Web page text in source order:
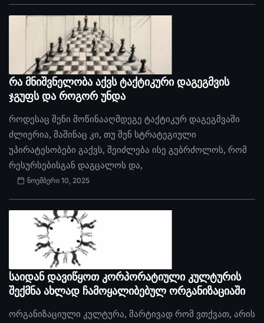
რა მნიშვნელობა აქვს ტაქტიკური დაგეგმვის
ჯგუფს და როგორ უნდა
როდესაც შენი მოწინააღმდეგე ტაქტიკურ დაგეგმვაში
ძლიერია, მაშინაც კი, თუ შენ სტრატეგიული
უპირატესობები გაქვს, შეიძლება ისე გებრძოლოს, რომ
რესურსებისგან დაგცალოს და,
ნოემბერი 10, 2025
საიდან დავიწყოთ კორპორატიული კულტურის
შექმნა ახლად ჩამოყალიბებულ ორგანიზაციაში
ორგანიზაციული კულტურა, მარტივად რომ ვთქვათ, არის